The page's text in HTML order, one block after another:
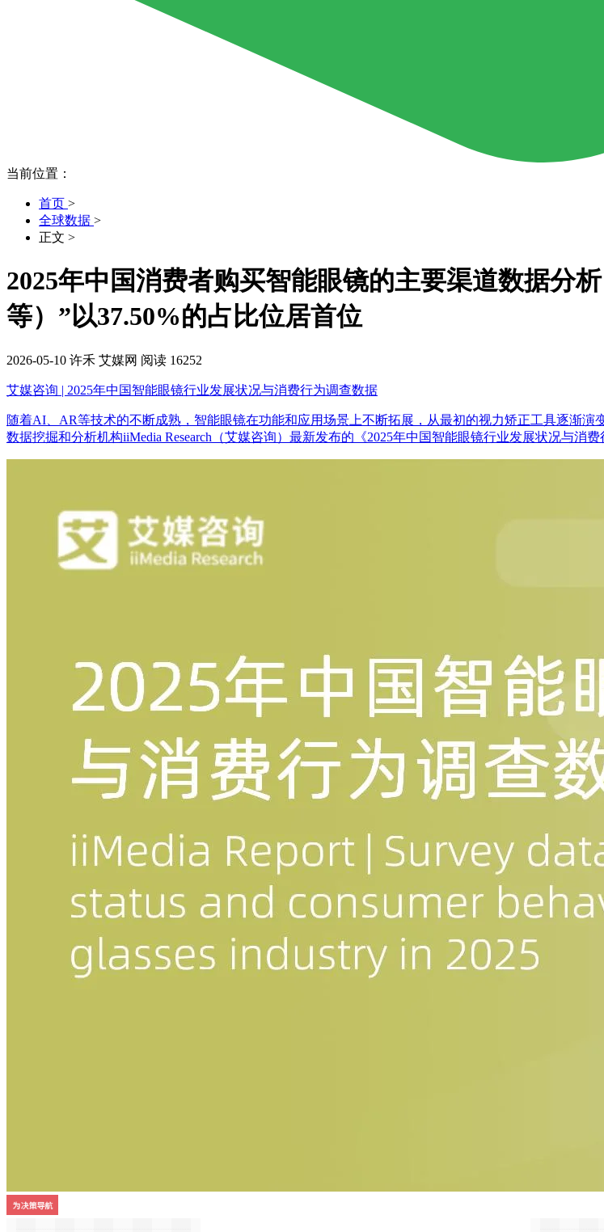
当前位置：
首页 >
全球数据 >
正文 >
2025年中国消费者购买智能眼镜的主要渠道数据分
等）”以37.50%的占比位居首位
2026-05-10 许禾 艾媒网 阅读 16252
艾媒咨询 | 2025年中国智能眼镜行业发展状况与消费行为调查数据
随着AI、AR等技术的不断成熟，智能眼镜在功能和应用场景上不断拓展，从最初的视力矫正工具逐渐
数据挖掘和分析机构iiMedia Research（艾媒咨询）最新发布的《2025年中国智能眼镜行业发展状况与消